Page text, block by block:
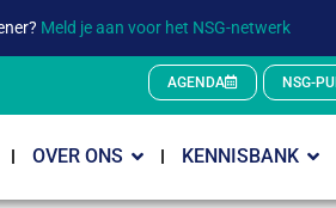
Meld je aan voor het NSG-netwerk
AGENDA NSG-
OVER ONS KENNISBANK